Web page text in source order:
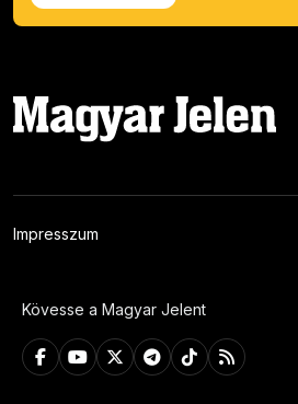
Impresszum
Kövesse a Magyar Jelent